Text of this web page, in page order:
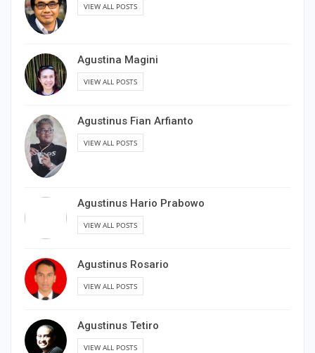
VIEW ALL POSTS
Agustina Magini
VIEW ALL POSTS
Agustinus Fian Arfianto
VIEW ALL POSTS
Agustinus Hario Prabowo
VIEW ALL POSTS
Agustinus Rosario
VIEW ALL POSTS
Agustinus Tetiro
VIEW ALL POSTS